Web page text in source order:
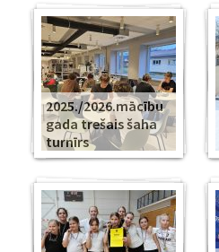
2025./2026.mācību
gada trešais šaha
turnīrs